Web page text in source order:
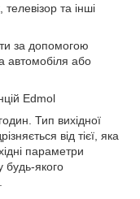
та інші
за допомогою
автомобіля або
Edmol
Тип вихідної
від тієї, яка
параметри
будь-якого